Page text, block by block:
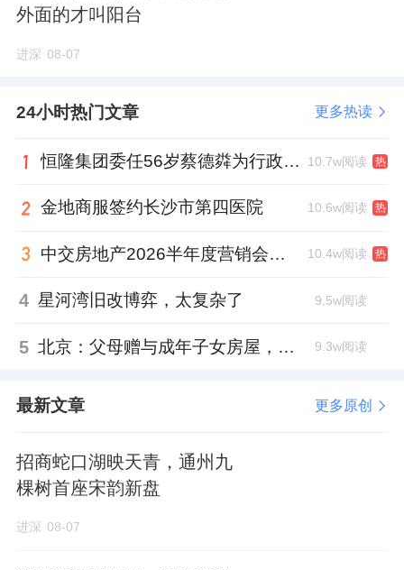
外面的才叫阳台
进深 08-07
24小时热门文章 更多热读
恒隆集团委任56岁蔡德粦为行政总裁、年薪2052万港元，曾任星巴克中国CEO 10.7w阅读 热
金地商服签约长沙市第四医院 10.6w阅读 热
中交房地产2026半年度营销会，绿城祝军现身了 10.4w阅读 热
4 星河湾旧改博弈，太复杂了 9.5w阅读
5 北京：父母赠与成年子女房屋，不再核验子女的购房资格 9.3w阅读
最新文章 更多原创
招商蛇口湖映天青，通州九
棵树首座宋韵新盘
进深 08-07